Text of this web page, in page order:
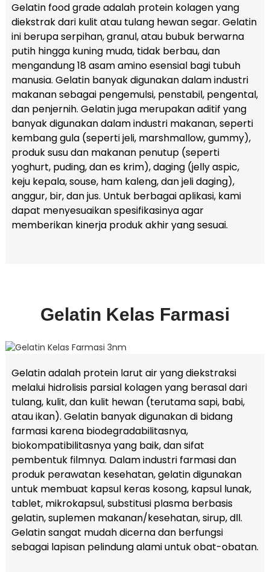
Gelatin food grade adalah protein kolagen yang
diekstrak dari kulit atau tulang hewan segar. Gelatin
ini berupa serpihan, granul, atau bubuk berwarna
putih hingga kuning muda, tidak berbau, dan
mengandung 18 asam amino esensial bagi tubuh
manusia. Gelatin banyak digunakan dalam industri
makanan sebagai pengemulsi, penstabil, pengental,
dan penjernih. Gelatin juga merupakan aditif yang
banyak digunakan dalam industri makanan, seperti
kembang gula (seperti jeli, marshmallow, gummy),
produk susu dan makanan penutup (seperti
yoghurt, puding, dan es krim), daging (jelly aspic,
keju kepala, souse, ham kaleng, dan jeli daging),
anggur, bir, dan jus. Untuk berbagai aplikasi, kami
dapat menyesuaikan spesifikasinya agar
memberikan kinerja produk akhir yang sesuai.
Gelatin Kelas Farmasi
Gelatin adalah protein larut air yang diekstraksi
melalui hidrolisis parsial kolagen yang berasal dari
tulang, kulit, dan kulit hewan (terutama sapi, babi,
atau ikan). Gelatin banyak digunakan di bidang
farmasi karena biodegradabilitasnya,
biokompatibilitasnya yang baik, dan sifat
pembentuk filmnya. Dalam industri farmasi dan
produk perawatan kesehatan, gelatin digunakan
untuk membuat kapsul keras kosong, kapsul lunak,
tablet, mikrokapsul, substitusi plasma berbasis
gelatin, suplemen makanan/kesehatan, sirup, dll.
Gelatin sangat mudah dicerna dan berfungsi
sebagai lapisan pelindung alami untuk obat-obatan.